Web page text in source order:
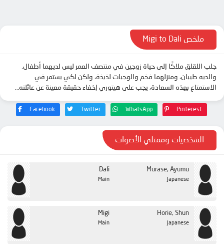
الحلقة 13
ملخص Migi to Dali
جلب اللقلق ملاكًا إلى حياة زوجين في منتصف العمر ليس لديهما أطفال.
والديه طيبان، ومنزلهما فخم والوجبات لذيذة، ولكن لكي يستمر في
الاستمتاع بهذه السعادة، يجب على هيتوري إخفاء حقيقة معينة عن عائلته…
Facebook Twitter WhatsApp Pinterest
الشخصيات وممثلي الأصوات
Dali
Main
Murase, Ayumu
Japanese
Migi
Main
Horie, Shun
Japanese